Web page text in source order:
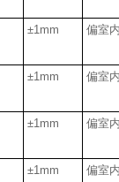
±1mm 偏室
±1mm 偏室
±1mm 偏室
±1mm 偏室